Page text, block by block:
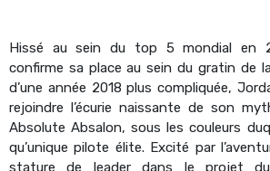
Hissé au sein du top 5 mondial en
confirme sa place au sein du gratin de
d’une année 2018 plus compliquée,
rejoindre l’écurie naissante de son
Absolute Absalon, sous les couleurs
qu’unique pilote élite. Excité par
stature de leader dans le projet du